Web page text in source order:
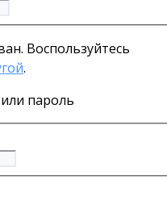
Воспользуйтесь
.
пароль